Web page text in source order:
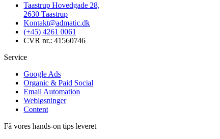
Taastrup Hovedgade 28,
2630 Taastrup
Kontakt@admatic.dk
(+45) 4261 0061
CVR nr.: 41560746
Service
Google Ads
Organic & Paid Social
Email Automation
Webløsninger
Content
Få vores hands-on tips leveret